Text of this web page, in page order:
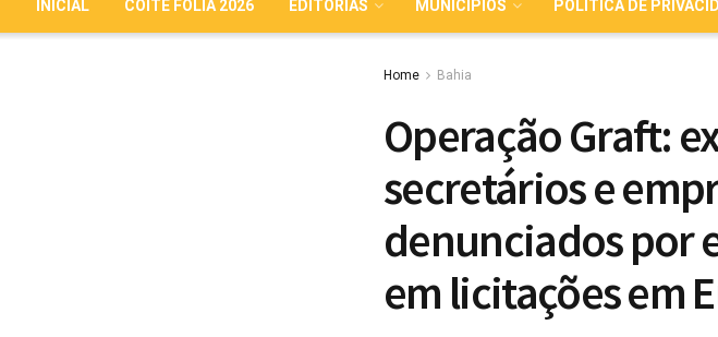
INICIAL COITÉ FOLIA 2026 EDITORIAS MUNICÍPIOS POLÍTICA DE
Home Bahia
Operação Graft:
secretários e
denunciados por
em licitações em